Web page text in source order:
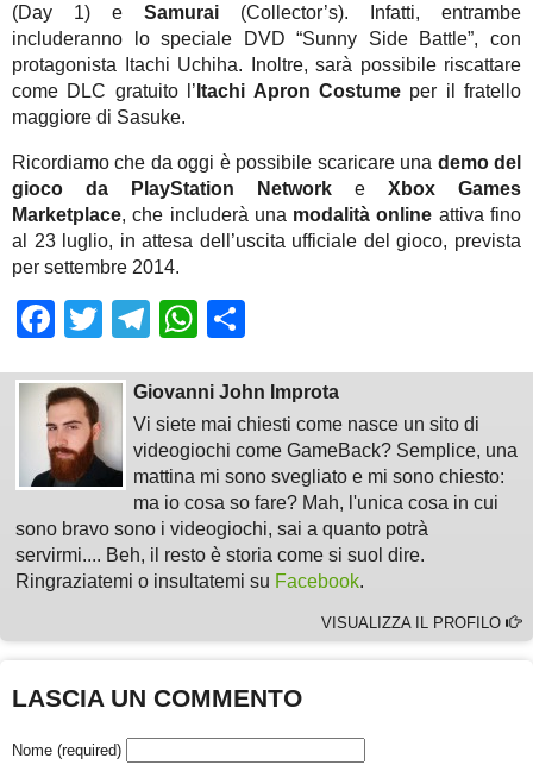
(Day 1) e Samurai (Collector’s). Infatti, entrambe
includeranno lo speciale DVD “Sunny Side Battle”, con
protagonista Itachi Uchiha. Inoltre, sarà possibile riscattare
come DLC gratuito l’ Itachi Apron Costumeper il fratello
maggiore di Sasuke.
Ricordiamo che da oggi è possibile scaricare una demo del
gioco da
PlayStation Network e Xbox Games
Marketplace, che includerà una modalità online attiva fino
al 23 luglio, in attesa dell’uscita ufficiale del gioco, prevista
per settembre 2014.
Facebook
TwitterTelegram
WhatsApp
Giovanni John Improta
Vi siete mai chiesti come nasce un sito di
videogiochi come GameBack? Semplice, una
mattina mi sono svegliato e mi sono chiesto:
ma io cosa so fare? Mah, l'unica cosa in cui
sono bravo sono i videogiochi, sai a quanto potrà
servirmi.... Beh, il resto è storia come si suol dire.
Ringraziatemi o insultatemi su Facebook.
VISUALIZZA IL PROFILO
LASCIA UN COMMENTO
Nome (required)